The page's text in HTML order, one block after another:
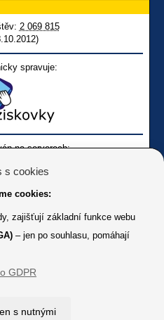
2 069 815
spravuje:
na serverech:
SONS
uvedených na tomto serveru je
s cookies
cookies:
zajišťují základní funkce webu
– jen po souhlasu, pomáhají
GDPR
s nutnými